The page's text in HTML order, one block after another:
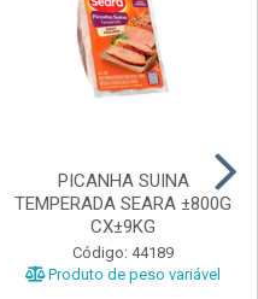
PICANHA SUINA
TEMPERADA SEARA ±800G
CX±9KG
Código: 44189
Produto de peso variável